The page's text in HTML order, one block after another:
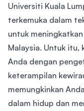
Universiti Kuala
terkemuka dalam
untuk
Malaysia. Untuk itu,
Anda dengan
keterampilan
memungkinkan
dalam hidup dan